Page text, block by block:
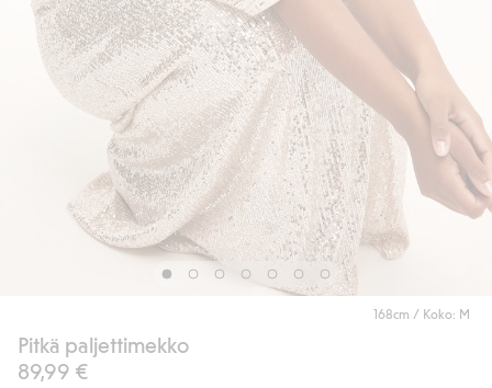
168cm / Koko: M
Pitkä paljettimekko
89,99 €